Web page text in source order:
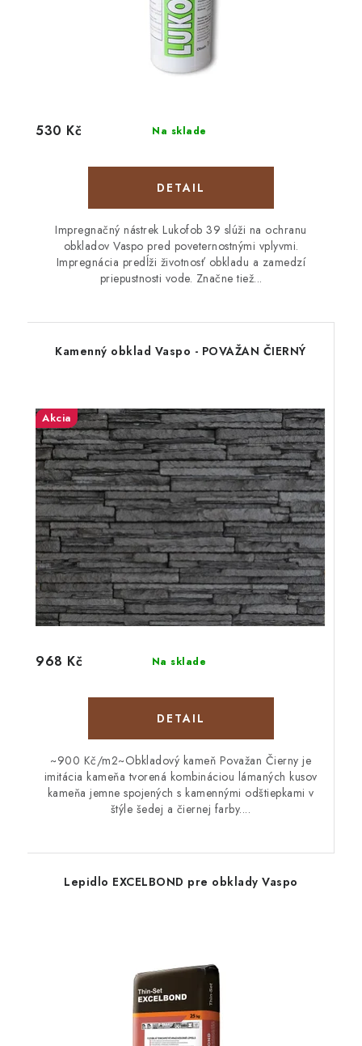
Na sklade
530 Kč
DETAIL
Impregnačný nástrek Lukofob 39 slúži na ochranu
obkladov Vaspo pred poveternostnými vplyvmi.
Impregnácia predĺži životnosť obkladu a zamedzí
priepustnosti vode. Značne tiež...
Kamenný obklad Vaspo - POVAŽAN ČIERNÝ
Akcia
Na sklade
968 Kč
DETAIL
~900 Kč/m2~Obkladový kameň Považan Čierny je
imitácia kameňa tvorená kombináciou lámaných kusov
kameňa jemne spojených s kamennými odštiepkami v
štýle šedej a čiernej farby....
Lepidlo EXCELBOND pre obklady Vaspo